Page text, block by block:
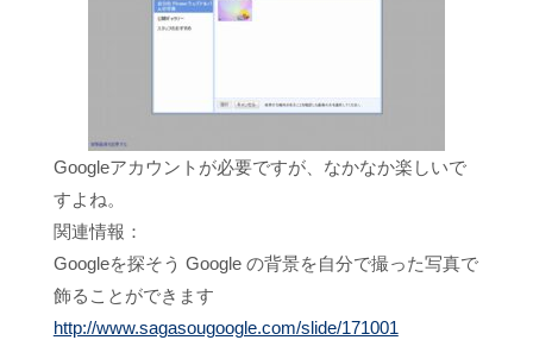
Googleアカウントが必要ですが、なかなか楽しいで
すよね。
関連情報：
Googleを探そう Google の背景を自分で撮った写真で
飾ることができます
http://www.sagasougoogle.com/slide/171001